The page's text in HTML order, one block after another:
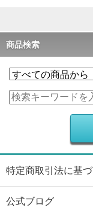
商品検索
特定商取引法に基
公式ブログ